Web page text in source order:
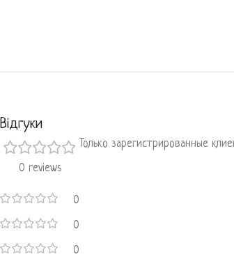
Відгуки
0 reviews
0
0
0
Только зарегистрированные